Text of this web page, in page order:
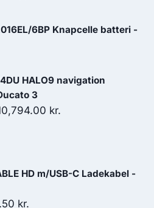
6BP Knapcelle batteri -
HALO9 navigation
3
kr..
kr.
10,794.00 kr..
HD m/USB-C Ladekabel -
kr.